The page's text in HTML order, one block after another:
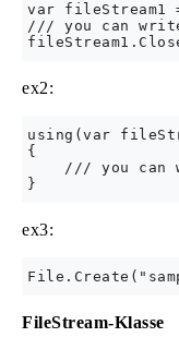
var fileStream1
/// you can
ex2:
using(var
{
/// you can
ex3:
FileStream-Klasse